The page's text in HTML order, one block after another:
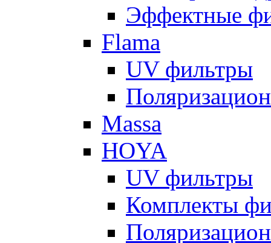
Эффектные
Flama
UV фильтры
Massa
HOYA
UV фильтры
Комплекты